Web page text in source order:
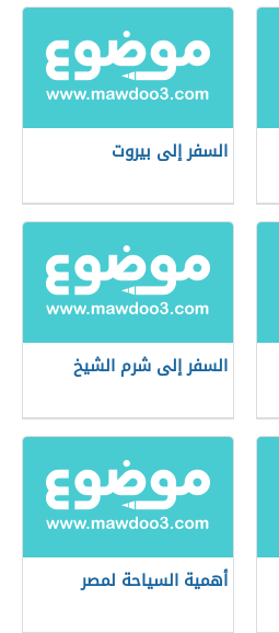
السفر إلى بيروت
السفر إلى شرم الشيخ
أهمية السياحة لمصر